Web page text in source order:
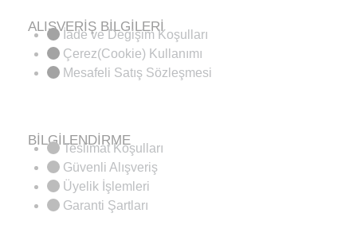
ALIŞVERİŞ BİLGİLERİ
İade ve Değişim Koşulları
Çerez(Cookie) Kullanımı
Mesafeli Satış Sözleşmesi
BİLGİLENDİRME
Teslimat Koşulları
Güvenli Alışveriş
Üyelik İşlemleri
Garanti Şartları